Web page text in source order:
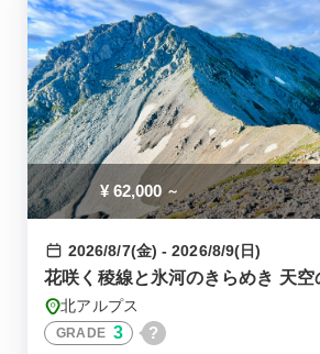
¥ 62,000 ～
2026/8/7(金) - 2026/8/9(日)
花咲く稜線と氷河のきらめき 天
北アルプス
GRADE 3 ?